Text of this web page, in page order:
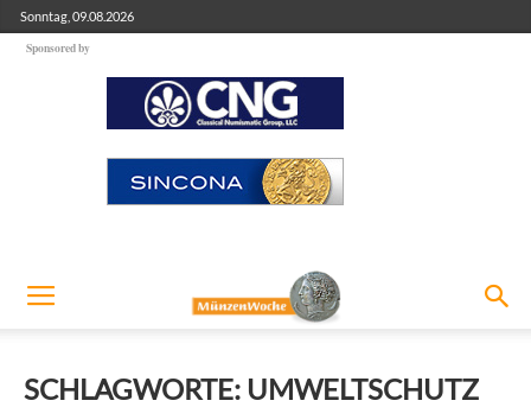
Sonntag, 09.08.2026
Sponsored by
SCHLAGWORTE: UMWELTSCHUTZ